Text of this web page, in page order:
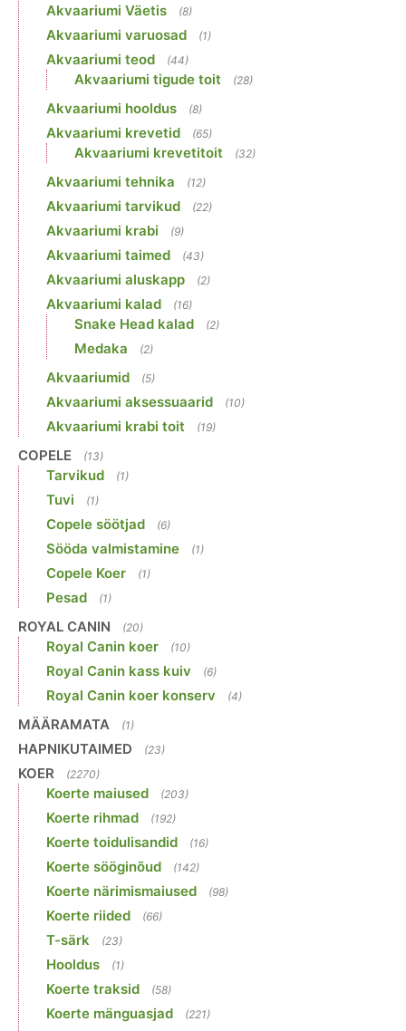
Akvaariumi Väetis (8)
Akvaariumi varuosad (1)
Akvaariumi teod (44)
Akvaariumi tigude toit (28)
Akvaariumi hooldus (8)
Akvaariumi krevetid (65)
Akvaariumi krevetitoit (32)
Akvaariumi tehnika (12)
Akvaariumi tarvikud (22)
Akvaariumi krabi (9)
Akvaariumi taimed (43)
Akvaariumi aluskapp (2)
Akvaariumi kalad (16)
Snake Head kalad (2)
Medaka (2)
Akvaariumid (5)
Akvaariumi aksessuaarid (10)
Akvaariumi krabi toit (19)
COPELE (13)
Tarvikud (1)
Tuvi (1)
Copele söötjad (6)
Sööda valmistamine (1)
Copele Koer (1)
Pesad (1)
ROYAL CANIN (20)
Royal Canin koer (10)
Royal Canin kass kuiv (6)
Royal Canin koer konserv (4)
MÄÄRAMATA (1)
HAPNIKUTAIMED (23)
KOER (2270)
Koerte maiused (203)
Koerte rihmad (192)
Koerte toidulisandid (16)
Koerte sööginõud (142)
Koerte närimismaiused (98)
Koerte riided (66)
T-särk (23)
Hooldus (1)
Koerte traksid (58)
Koerte mänguasjad (221)